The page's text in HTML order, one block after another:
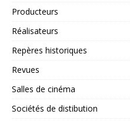
Producteurs
Réalisateurs
Repères historiques
Revues
Salles de cinéma
Sociétés de distibution